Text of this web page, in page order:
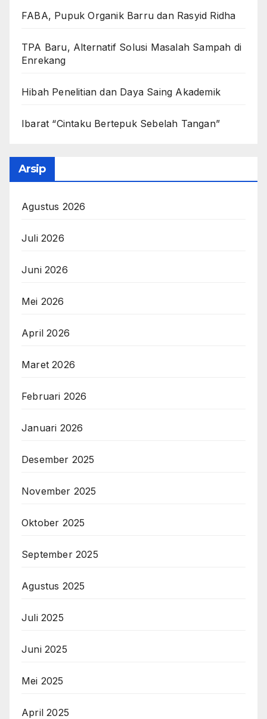
FABA, Pupuk Organik Barru dan Rasyid Ridha
TPA Baru, Alternatif Solusi Masalah Sampah di
Enrekang
Hibah Penelitian dan Daya Saing Akademik
Ibarat “Cintaku Bertepuk Sebelah Tangan”
Arsip
Agustus 2026
Juli 2026
Juni 2026
Mei 2026
April 2026
Maret 2026
Februari 2026
Januari 2026
Desember 2025
November 2025
Oktober 2025
September 2025
Agustus 2025
Juli 2025
Juni 2025
Mei 2025
April 2025